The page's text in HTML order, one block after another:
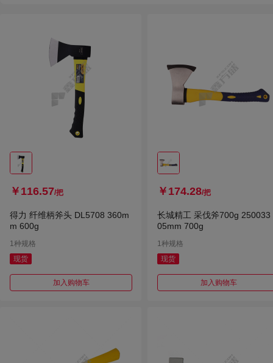
￥116.57/把
得力 纤维柄斧头 DL5708 360m
m 600g
1种规格
现货
加入购物车
￥174.28/把
长城精工 采伐斧700g 250033
05mm 700g
1种规格
现货
加入购物车